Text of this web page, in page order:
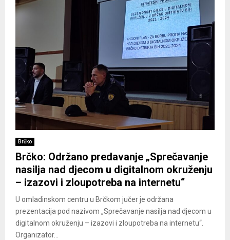
Brčko
Brčko: Održano predavanje „Sprečavanje
nasilja nad djecom u digitalnom okruženju
– izazovi i zloupotreba na internetu“
U omladinskom centru u Brčkom jučer je održana
prezentacija pod nazivom „Sprečavanje nasilja nad djecom u
digitalnom okruženju – izazovi i zloupotreba na internetu“.
Organizator...